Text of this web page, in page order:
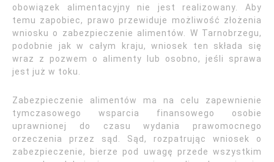
obowiązek alimentacyjny nie jest realizowany. Aby
temu zapobiec, prawo przewiduje możliwość złożenia
wniosku o zabezpieczenie alimentów. W Tarnobrzegu,
podobnie jak w całym kraju, wniosek ten składa się
wraz z pozwem o alimenty lub osobno, jeśli sprawa
jest już w toku.
Zabezpieczenie alimentów ma na celu zapewnienie
tymczasowego wsparcia finansowego osobie
uprawnionej do czasu wydania prawomocnego
orzeczenia przez sąd. Sąd, rozpatrując wniosek o
zabezpieczenie, bierze pod uwagę przede wszystkim